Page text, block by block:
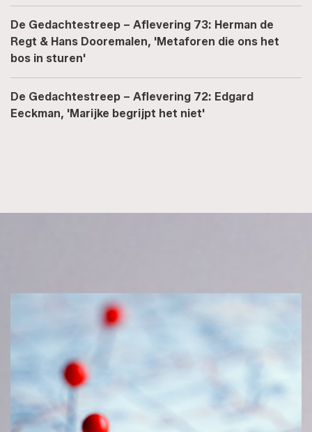
De Gedachtestreep – Aflevering 73: Herman de
Regt & Hans Dooremalen, 'Metaforen die ons het
bos in sturen'
De Gedachtestreep – Aflevering 72: Edgard
Eeckman, 'Marijke begrijpt het niet'